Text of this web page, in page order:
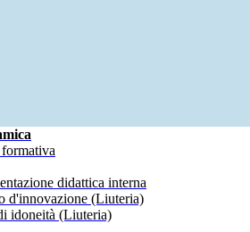
didattica interna
d'innovazione (Liuteria)
idoneità (Liuteria)